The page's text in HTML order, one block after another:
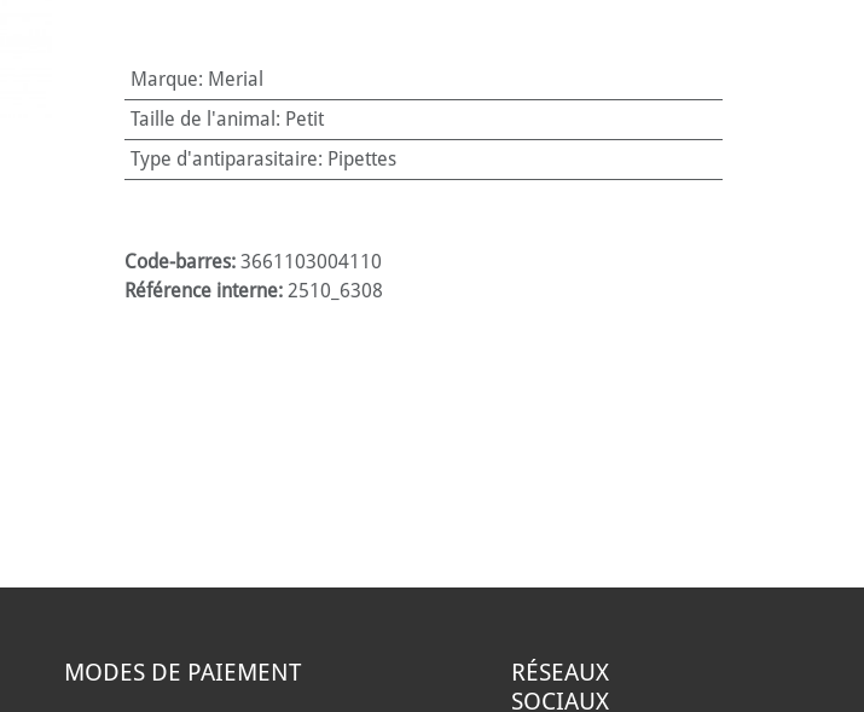
Marque: Merial
Taille de l'animal : Petit
Type d'antiparasitaire: Pipettes
Code-barres: 3661103004110
Référence interne: 2510_6308
RÉSEAUX
SOCIAUX
MODES DE PAIEMENT